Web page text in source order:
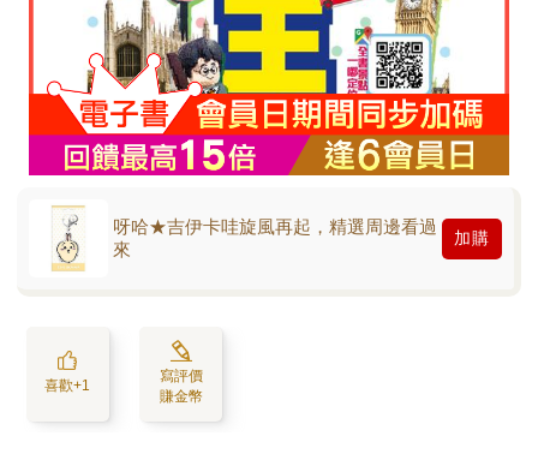
呀哈★吉伊卡哇旋風再起，精選周邊看過
來
加購
喜歡+1
寫評價
賺金幣